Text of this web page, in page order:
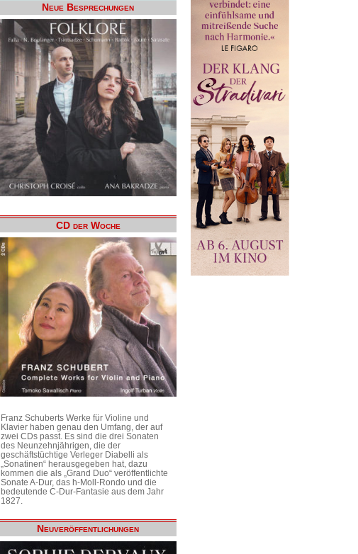
Neue Besprechungen
CD der Woche
Franz Schuberts Werke für Violine und
Klavier haben genau den Umfang, der auf
zwei CDs passt. Es sind die drei Sonaten
des Neunzehnjährigen, die der
geschäftstüchtige Verleger Diabelli als
„Sonatinen“ herausgegeben hat, dazu
kommen die als „Grand Duo“ veröffentlichte
Sonate A-Dur, das h-Moll-Rondo und die
bedeutende C-Dur-Fantasie aus dem Jahr
1827.
Neuveröffentlichungen